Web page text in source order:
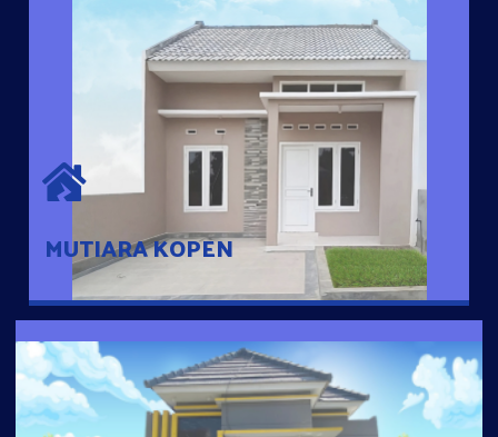
MUTIARA KOPEN
MUTIARA KOPEN
Hunian nyaman dengan suasana pedesaan. 10 menit dari pusat
kota, 2 menit dari Ring Road